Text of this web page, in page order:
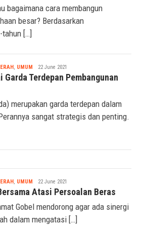
cara membangun
besar? Berdasarkan
,UMUMNabila
22 June 2021
Terdepan Pembangunan
merupakan garda terdepan dalam
sangat strategis dan penting.
,UMUM Nabila
22 June 2021
Atasi Persoalan Beras
Gobel mendorong agar ada sinergi